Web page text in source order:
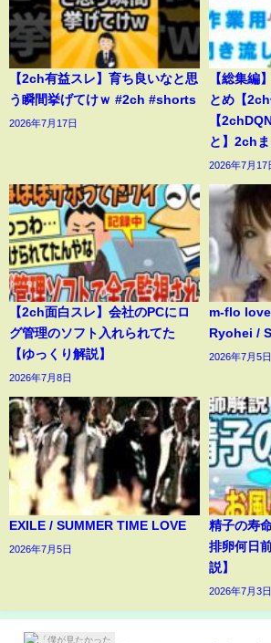
【2ch有益スレ】育ち良いなと思
う瞬間挙げてけｗ #2ch #shorts
2026年7月17日
【総集編
とめ【
【
と】2ch
2026年7月17
【2ch面白スレ】会社のPCにロ
グ管理のソフト入れられてた
【ゆっくり解説】
2026年7月8日
m-flo
Ryohei /
2026年7月5日
EXILE / SUMMER TIME LOVE
2026年7月5日
精子の寿
排卵何日
説】
2026年7月3日